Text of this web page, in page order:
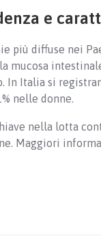
e
più diffuse nei
Italia si
nelle donne.
nella lotta
Maggiori